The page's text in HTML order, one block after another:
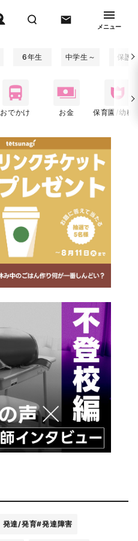
メニュー
6年生 中学生～ 保護
おでかけ お金 保育園/幼稚
発達/発育#発達障害